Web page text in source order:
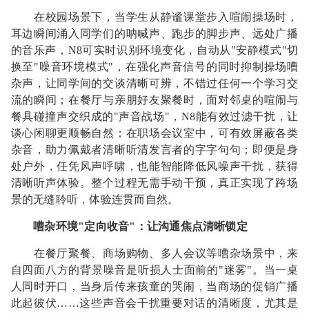
在校园场景下，当学生从静谧课堂步入喧闹操场时，
耳边瞬间涌入同学们的呐喊声、跑步的脚步声、远处广播
的音乐声，N8可实时识别环境变化，自动从"安静模式"切
换至"噪音环境模式"，在强化声音信号的同时抑制操场嘈
杂声，让同学间的交谈清晰可辨，不错过任何一个学习交
流的瞬间；在餐厅与亲朋好友聚餐时，面对邻桌的喧闹与
餐具碰撞声交织成的"声音战场"，N8能有效过滤干扰，让
谈心闲聊更顺畅自然；在职场会议室中，可有效屏蔽各类
杂音，助力佩戴者清晰听清发言者的字字句句；即便是身
处户外，任凭风声呼啸，也能智能降低风噪声干扰，获得
清晰听声体验。整个过程无需手动干预，真正实现了跨场
景的无缝聆听，体验连贯而自然。
嘈杂环境"定向收音"：让沟通焦点清晰锁定
在餐厅聚餐、商场购物、多人会议等嘈杂场景中，来
自四面八方的背景噪音是听损人士面前的"迷雾"。当一桌
人同时开口，当身后传来孩童的哭闹，当商场的促销广播
此起彼伏……这些声音会干扰重要对话的清晰度，尤其是